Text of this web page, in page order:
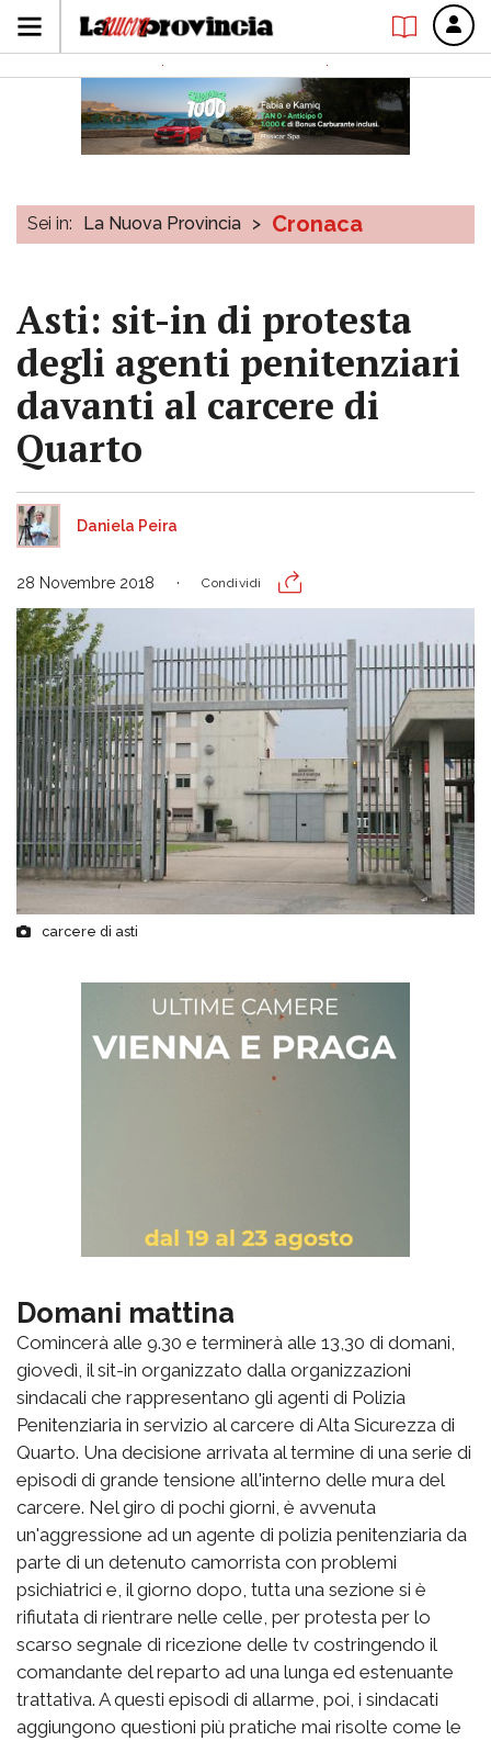
Sei in: La Nuova Provincia > Cronaca
Asti: sit-in di protesta
degli agenti penitenziari
davanti al carcere di
Quarto
Daniela Peira
28 Novembre 2018 Condividi
carcere di asti
Domani mattina
Comincerà alle 9.30 e terminerà alle 13,30 di domani,
giovedì, il sit-in organizzato dalla organizzazioni
sindacali che rappresentano gli agenti di Polizia
Penitenziaria in servizio al carcere di Alta Sicurezza di
Quarto. Una decisione arrivata al termine di una serie di
episodi di grande tensione all'interno delle mura del
carcere. Nel giro di pochi giorni, è avvenuta
un'aggressione ad un agente di polizia penitenziaria da
parte di un detenuto camorrista con problemi
psichiatrici e, il giorno dopo, tutta una sezione si è
rifiutata di rientrare nelle celle, per protesta per lo
scarso segnale di ricezione delle tv costringendo il
comandante del reparto ad una lunga ed estenuante
trattativa. A questi episodi di allarme, poi, i sindacati
aggiungono questioni più pratiche mai risolte come le